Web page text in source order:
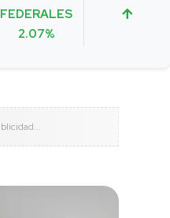
FEDERALES
2.07%